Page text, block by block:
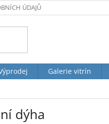
ÚDAJŮ
Galerie vitrín
dýha